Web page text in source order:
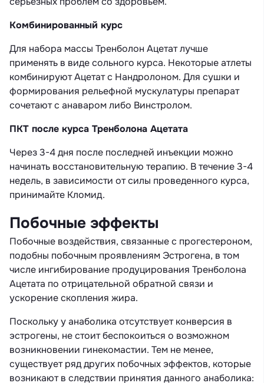
Комбинированный курс
Для набора массы Тренболон Ацетат лучше
применять в виде сольного курса. Некоторые атлеты
комбинируют Ацетат с Нандролоном. Для сушки и
формирования рельефной мускулатуры препарат
сочетают с анаваром либо Винстролом.
ПКТ после курса Тренболона Ацетата
Через 3-4 дня после последней инъекции можно
начинать восстановительную терапию. В течение 3-4
недель, в зависимости от силы проведенного курса,
принимайте Кломид.
Побочные эффекты
Побочные воздействия, связанные с прогестероном,
подобны побочным проявлениям Эстрогена, в том
числе ингибирование продуцирования Тренболона
Ацетата по отрицательной обратной связи и
ускорение скопления жира.
Поскольку у анаболика отсутствует конверсия в
эстрогены, не стоит беспокоиться о возможном
возникновении гинекомастии. Тем не менее,
существует ряд других побочных эффектов, которые
возникают в следствии принятия данного анаболика: